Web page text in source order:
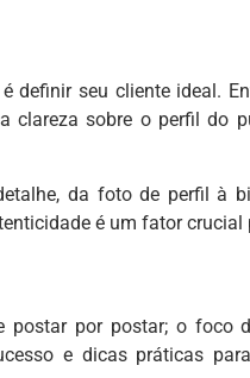
seu cliente ideal.
clareza sobre o perfil do
da foto de perfil à
é um fator
postar por postar; o foco
e dicas práticas